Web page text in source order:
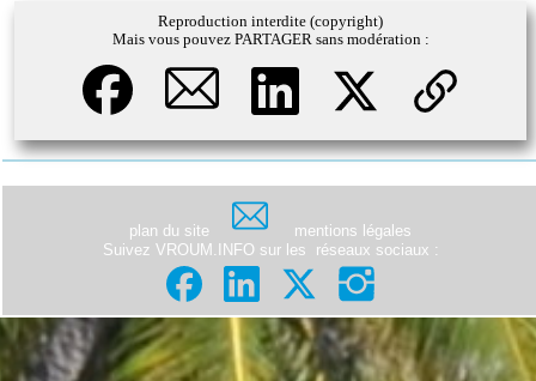
Reproduction interdite (copyright)
Mais vous pouvez PARTAGER sans modération :
plan du site
mentions légales
Suivez VROUM.INFO sur les
réseaux sociaux :